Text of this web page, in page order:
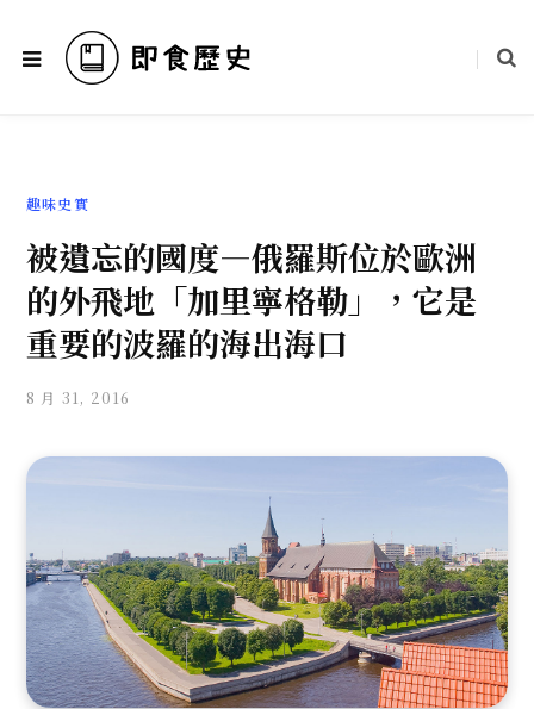
趣味史實
被遺忘的國度—俄羅斯位於歐洲
的外飛地「加里寧格勒」，它是
重要的波羅的海出海口
8 月 31, 2016